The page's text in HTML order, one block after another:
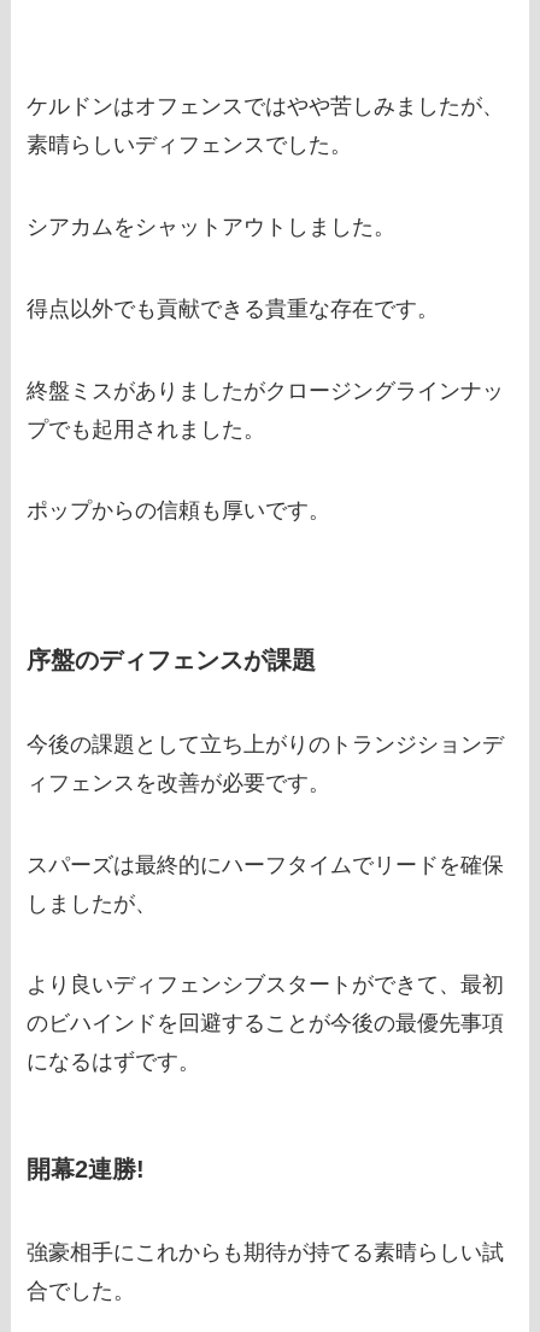
ケルドンはオフェンスではやや苦しみましたが、
素晴らしいディフェンスでした。
シアカムをシャットアウトしました。
得点以外でも貢献できる貴重な存在です。
終盤ミスがありましたがクロージングラインナッ
プでも起用されました。
ポップからの信頼も厚いです。
序盤のディフェンスが課題
今後の課題として立ち上がりのトランジションデ
ィフェンスを改善が必要です。
スパーズは最終的にハーフタイムでリードを確保
しましたが、
より良いディフェンシブスタートができて、最初
のビハインドを回避することが今後の最優先事項
になるはずです。
開幕2連勝!
強豪相手にこれからも期待が持てる素晴らしい試
合でした。